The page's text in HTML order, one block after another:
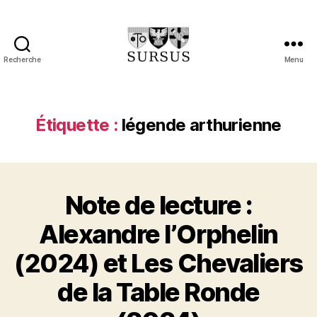
Recherche Menu
Étiquette : légende arthurienne
Note de lecture :
Alexandre l’Orphelin
(2024) et Les Chevaliers
de la Table Ronde